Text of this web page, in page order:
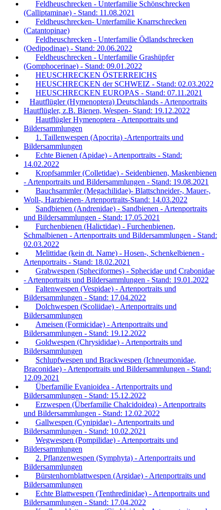
Feldheuschrecken - Unterfamilie Schönschrecken
(Calliptaminae) - Stand: 11.08.2021
Feldheuschrecken- Unterfamilie Knarrschrecken
(Catantopinae)
Feldheuschrecken - Unterfamilie Ödlandschrecken
(Oedipodinae) - Stand: 20.06.2022
Feldheuschrecken - Unterfamilie Grashüpfer
(Gomphocerinae) - Stand: 09.01.2022
HEUSCHRECKEN ÖSTERREICHS
HEUSCHRECKEN der SCHWEIZ - Stand: 02.03.2022
HEUSCHRECKEN EUROPAS - Stand: 07.11.2021
Hautflügler (Hymenoptera) Deutschlands - Artenportraits
Hautflügler, z.B. Bienen, Wespen- Stand: 19.12.2022
Hautflügler Hymenoptera - Artenportraits und
Bildersammlungen
1. Taillenwespen (Apocrita) -Artenportraits und
Bildersammlungen
Echte Bienen (Apidae) - Artenportraits - Stand:
14.02.2022
Kropfsammler (Colletidae) - Seidenbienen, Maskenbienen
- Artenportraits und Bildersammlungen - Stand: 19.08.2021
Bauchsammler (Megachilidae)- Blattschneider-, Mauer-,
Woll-, Harzbienen- Artenportraits-Stand: 14.03.2022
Sandbienen (Andrenidae) - Sandbienen - Artenportraits
und Bildersammlungen - Stand: 17.05.2021
Furchenbienen (Halictidae) - Furchenbienen,
Schmalbienen - Artenportraits und Bildersammlungen - Stand:
02.03.2022
Melittidae (kein dt. Name) - Hosen-, Schenkelbienen -
Artenportraits - Stand: 18.02.2021
Grabwespen (Spheciformes) - Sphecidae und Crabonidae
- Artenportraits und Bildersammlungen - Stand: 19.01.2022
Faltenwespen (Vespidae) - Artenportraits und
Bildersammlungen - Stand: 17.04.2022
Dolchwespen (Scoliidae) - Artenportraits und
Bildersammlungen
Ameisen (Formicidae) - Artenportraits und
Bildersammlungen - Stand: 19.12.2022
Goldwespen (Chrysididae) - Artenportraits und
Bildersammlungen
Schlupfwespen und Brackwespen (Ichneumonidae,
Braconidae) - Artenportraits und Bildersammlungen - Stand:
12.09.2021
Überfamilie Evanioidea - Artenportraits und
Bildersammlungen - Stand: 15.12.2022
Erzwespen (Überfamilie Chalcidoidea) - Artenportraits
und Bildersammlungen - Stand: 12.02.2022
Gallwespen (Cynipidae) - Artenportraits und
Bildersammlungen - Stand: 10.02.2021
Wegwespen (Pompilidae) - Artenportraits und
Bildersammlungen
2. Pflanzenwespen (Symphyta) - Artenportraits und
Bildersammlungen
Bürstenhornblattwespen (Argidae) - Artenportraits und
Bildersammlungen
Echte Blattwespen (Tenthredinidae) - Artenportraits und
Bildersammlungen - Stand: 17.04.2022